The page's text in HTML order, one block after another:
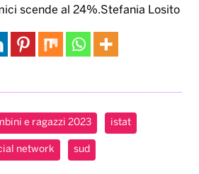
scende al 24%.Stefania Losito
e ragazzi 2023 istat
network sud